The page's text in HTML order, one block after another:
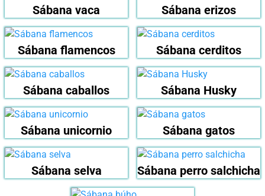
Sábana vaca Sábana erizos
Sábana flamencos Sábana cerditos
Sábana caballos Sábana Husky
Sábana unicornio Sábana gatos
Sábana selva Sábana perro salchicha